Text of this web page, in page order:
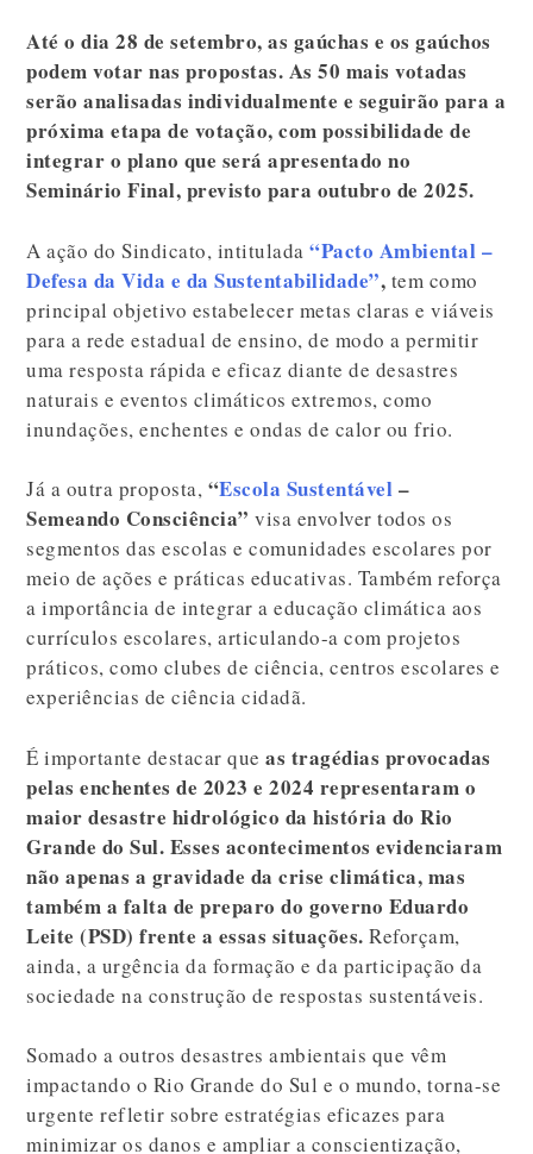
Até o dia 28 de setembro, as gaúchas e os gaúchos
podem votar nas propostas. As 50 mais votadas
serão analisadas individualmente e seguirão para a
próxima etapa de votação, com possibilidade de
integrar o plano que será apresentado no
Seminário Final, previsto para outubro de 2025.
A ação do Sindicato, intitulada“Pacto Ambiental –
Defesa da Vida e da Sustentabilidade”, tem como
principal objetivo estabelecer metas claras e viáveis
para a rede estadual de ensino, de modo a permitir
uma resposta rápida e eficaz diante de desastres
naturais e eventos climáticos extremos, como
inundações, enchentes e ondas de calor ou frio.
Já a outra proposta, “Escola Sustentável –
Semeando Consciência” visa envolver todos os
segmentos das escolas e comunidades escolares por
meio de ações e práticas educativas. Também reforça
a importância de integrar a educação climática aos
currículos escolares, articulando-a com projetos
práticos, como clubes de ciência, centros escolares e
experiências de ciência cidadã.
É importante destacar queas tragédias provocadas
pelas enchentes de 2023 e 2024 representaram o
maior desastre hidrológico da história do Rio
Grande do Sul. Esses acontecimentos evidenciaram
não apenas a gravidade da crise climática, mas
também a falta de preparo do governo Eduardo
Leite (PSD) frente a essas situações.Reforçam,
ainda, a urgência da formação e da participação da
sociedade na construção de respostas sustentáveis.
Somado a outros desastres ambientais que vêm
impactando o Rio Grande do Sul e o mundo, torna-se
urgente refletir sobre estratégias eficazes para
minimizar os danos e ampliar a conscientização,